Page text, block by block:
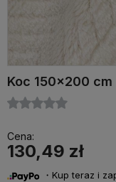
Koc 150x200 cm
Cena:
130,49 zł
・Kup teraz i